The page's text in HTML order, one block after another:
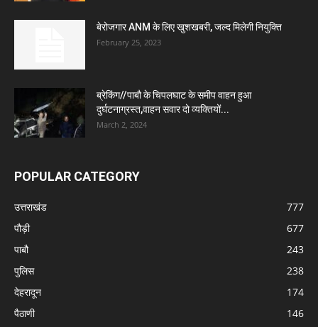
बेरोजगार ANM के लिए खुशखबरी, जल्द मिलेगी नियुक्ति
February 25, 2023
ब्रेकिंग//पाबौ के चिपलघाट के समीप वाहन हुआ
दुर्घटनाग्रस्त,वाहन सवार दो व्यक्तियों...
March 2, 2024
POPULAR CATEGORY
उत्तराखंड
777
पौड़ी
677
पाबौ
243
पुलिस
238
देहरादून
174
पैठाणी
146